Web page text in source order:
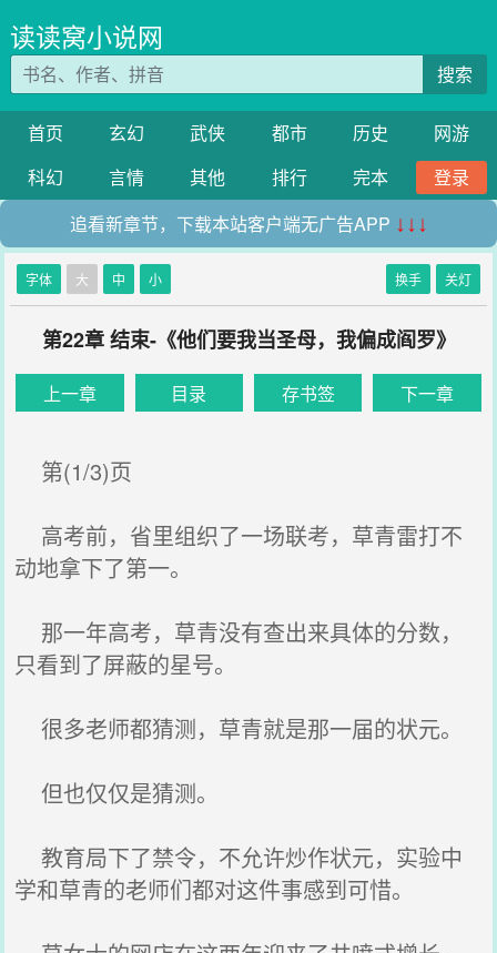
读读窝小说网
搜索
首页 玄幻 武侠 都市 历史
网游
科幻
言情 其他 排行 完本
登录
追看新章节，下载本站客户端无广告APP ↓↓↓
字体 大 中 小 换手 关灯
第22章 结束-《他们要我当圣母，我偏成阎罗》
上一章 目录 存书签 下一章
第(1/3)页
高考前，省里组织了一场联考，草青雷打不
动地拿下了第一。
那一年高考，草青没有查出来具体的分数，
只看到了屏蔽的星号。
很多老师都猜测，草青就是那一届的状元。
但也仅仅是猜测。
教育局下了禁令，不允许炒作状元，实验中
学和草青的老师们都对这件事感到可惜。